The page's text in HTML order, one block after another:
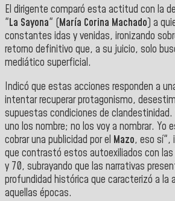
El dirigente comparó esta actitud con la
"La Sayona" (María Corina Machado) a
constantes idas y venidas, ironizando
retorno definitivo que, a su juicio, solo
mediático superficial.
Indicó que estas acciones responden a
intentar recuperar protagonismo,
supuestas condiciones de clandestinidad.
uno los nombre; no los voy a nombrar. Yo
cobrar una publicidad por el Mazo, eso sí",
que contrastó estos autoexiliados con
y 70, subrayando que las narrativas
profundidad histórica que caracterizó a la
aquellas épocas.